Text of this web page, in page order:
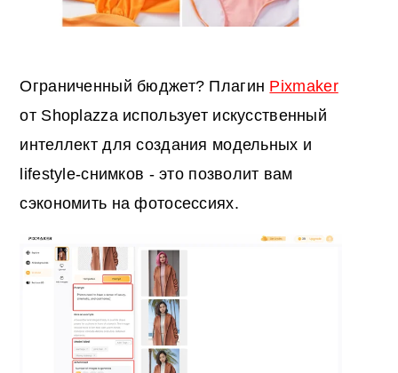
Ограниченный бюджет? Плагин Pixmaker
от Shoplazza использует искусственный
интеллект для создания модельных и
lifestyle-снимков - это позволит вам
сэкономить на фотосессиях.